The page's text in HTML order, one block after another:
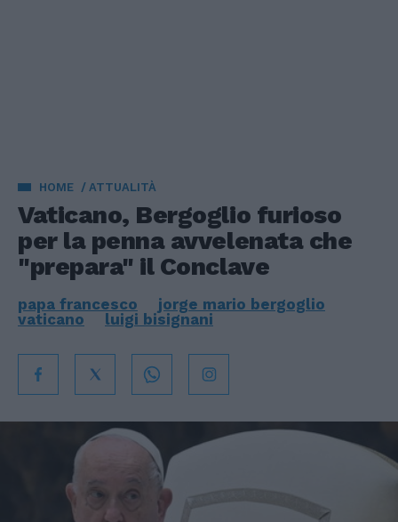
HOME ATTUALITÀ
Vaticano, Bergoglio furioso
per la penna avvelenata che
"prepara" il Conclave
papa francesco
jorge mario bergoglio
vaticano
luigi bisignani